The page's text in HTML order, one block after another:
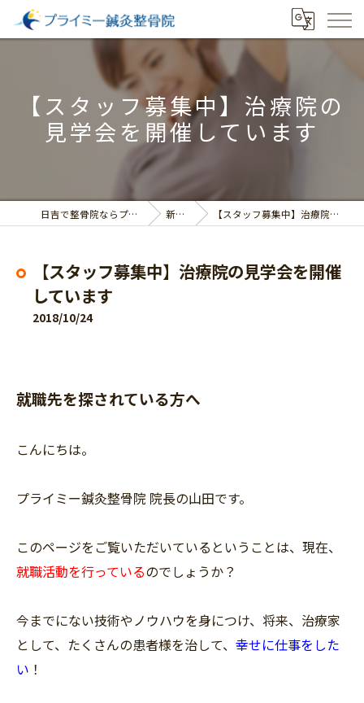
【スタッフ募集中】治療院の
見学会を開催しています
日吉で整骨院ならプライミー鍼灸整骨院 新着情報 【スタッフ募集中】治療院の見学会を開催しています
【スタッフ募集中】治療院の見学会を開催
しています
2018/10/24
就職先を探されている方へ
こんにちは。
プライミー鍼灸整骨院 院長の山田です。
このページをご覧いただいているということは、現在、
就職活動を行っているのでしょうか？
今までにない技術やノウハウを身につけ、将来、治療家
として、たくさんの患者様を治して、 幸せに仕事をした
い ！